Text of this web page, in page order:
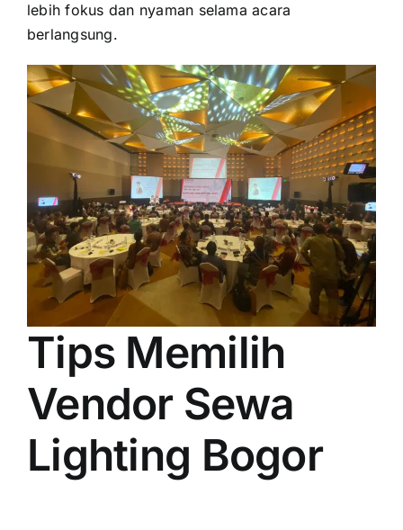
lebih fokus dan nyaman selama acara
berlangsung.
Tips Memilih
Vendor Sewa
Lighting Bogor